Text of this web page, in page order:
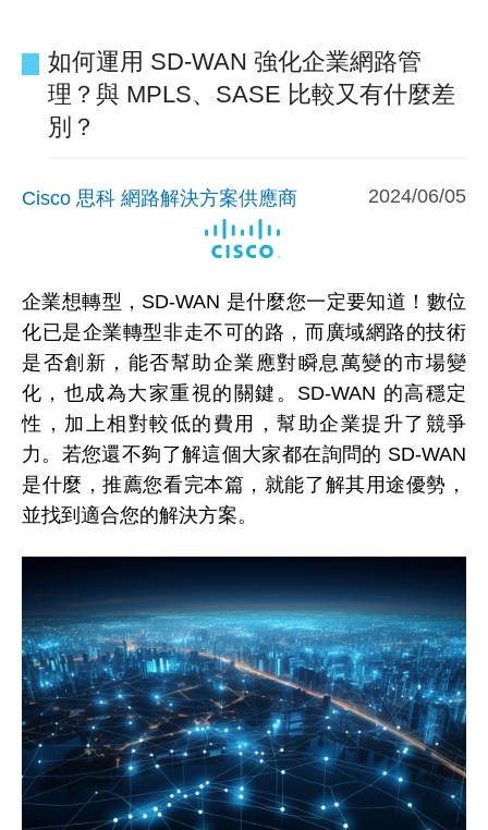
如何運用 SD-WAN 強化企業網路管
理？與 MPLS、SASE 比較又有什麼差
別？
Cisco 思科 網路解決方案供應商 2024/06/05
企業想轉型，SD-WAN 是什麼您一定要知道！數位
化已是企業轉型非走不可的路，而廣域網路的技術
是否創新，能否幫助企業應對瞬息萬變的市場變
化，也成為大家重視的關鍵。SD-WAN 的高穩定
性，加上相對較低的費用，幫助企業提升了競爭
力。若您還不夠了解這個大家都在詢問的 SD-WAN
是什麼，推薦您看完本篇，就能了解其用途優勢，
並找到適合您的解決方案。